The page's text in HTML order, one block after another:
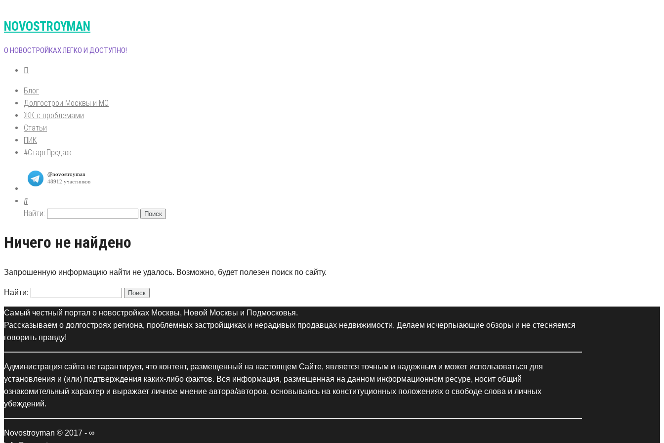
NOVOSTROYMAN
О НОВОСТРОЙКАХ ЛЕГКО И ДОСТУПНО!
Блог
Долгострои Москвы и МО
ЖК с проблемами
Статьи
ПИК
#СтартПродаж
Найти:
Ничего не найдено
Запрошенную информацию найти не удалось. Возможно, будет полезен поиск по сайту.
Найти:
Самый честный портал о новостройках Москвы, Новой Москвы и Подмосковья.
Рассказываем о долгостроях региона, проблемных застройщиках и нерадивых продавцах недвижимости. Делаем исчерпыающие обзоры и не стесняемся
говорить правду!
Администрация сайта не гарантирует, что контент, размещенный на настоящем Сайте, является точным и надежным и может использоваться для
установления и (или) подтверждения каких-либо фактов. Вся информация, размещенная на данном информационном ресуре, носит общий
ознакомительный характер и выражает личное мнение автора/авторов, основываясь на конституционных положениях о свободе слова и личных
убеждений.
Novostroyman © 2017 - ∞